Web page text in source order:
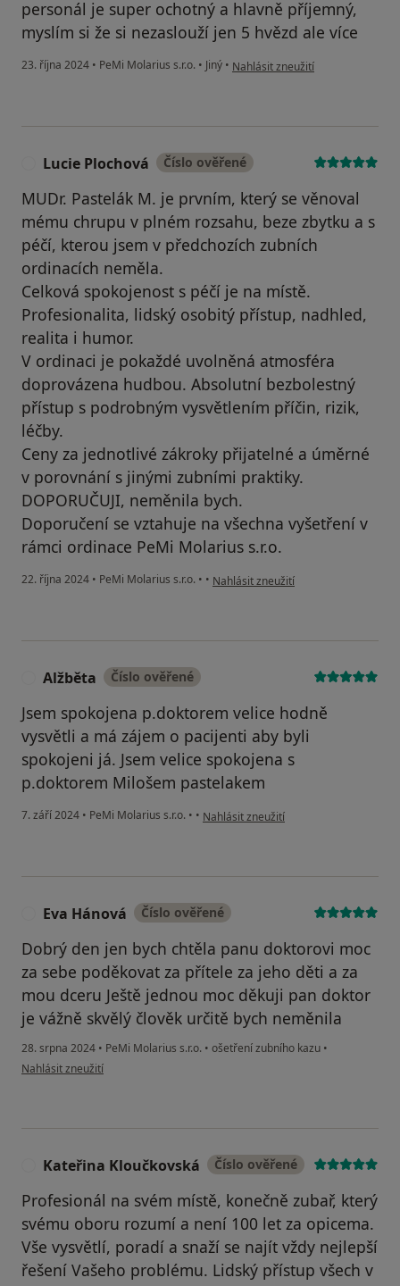
personál je super ochotný a hlavně příjemný,
myslím si že si nezaslouží jen 5 hvězd ale více
23. října 2024 • PeMi Molarius s.r.o. • Jiný • podle názoru uživatele Monika
Nahlásit zneužití
Lucie Plochová Číslo ověřené
MUDr. Pastelák M. je prvním, který se věnoval
mému chrupu v plném rozsahu, beze zbytku a s
péčí, kterou jsem v předchozích zubních
ordinacích neměla.
Celková spokojenost s péčí je na místě.
Profesionalita, lidský osobitý přístup, nadhled,
realita i humor.
V ordinaci je pokaždé uvolněná atmosféra
doprovázena hudbou. Absolutní bezbolestný
přístup s podrobným vysvětlením příčin, rizik,
léčby.
Ceny za jednotlivé zákroky přijatelné a úměrné
v porovnání s jinými zubními praktiky.
DOPORUČUJI, neměnila bych.
Doporučení se vztahuje na všechna vyšetření v
rámci ordinace PeMi Molarius s.r.o.
22. října 2024 • PeMi Molarius s.r.o. • • podle názoru uživatele Lucie Plochová
Nahlásit zneužití
Alžběta Číslo ověřené
Jsem spokojena p.doktorem velice hodně
vysvětli a má zájem o pacijenti aby byli
spokojeni já. Jsem velice spokojena s
p.doktorem Milošem pastelakem
7. září 2024 • PeMi Molarius s.r.o. • • podle názoru uživatele Alžběta
Nahlásit zneužití
Eva Hánová Číslo ověřené
Dobrý den jen bych chtěla panu doktorovi moc
za sebe poděkovat za přítele za jeho děti a za
mou dceru Ještě jednou moc děkuji pan doktor
je vážně skvělý člověk určitě bych neměnila
28. srpna 2024 • PeMi Molarius s.r.o. • ošetření zubního kazu •
podle názoru uživatele Eva Hánová
Nahlásit zneužití
Kateřina Kloučkovská Číslo ověřené
Profesionál na svém místě, konečně zubař, který
svému oboru rozumí a není 100 let za opicema.
Vše vysvětlí, poradí a snaží se najít vždy nejlepší
řešení Vašeho problému. Lidský přístup všech v